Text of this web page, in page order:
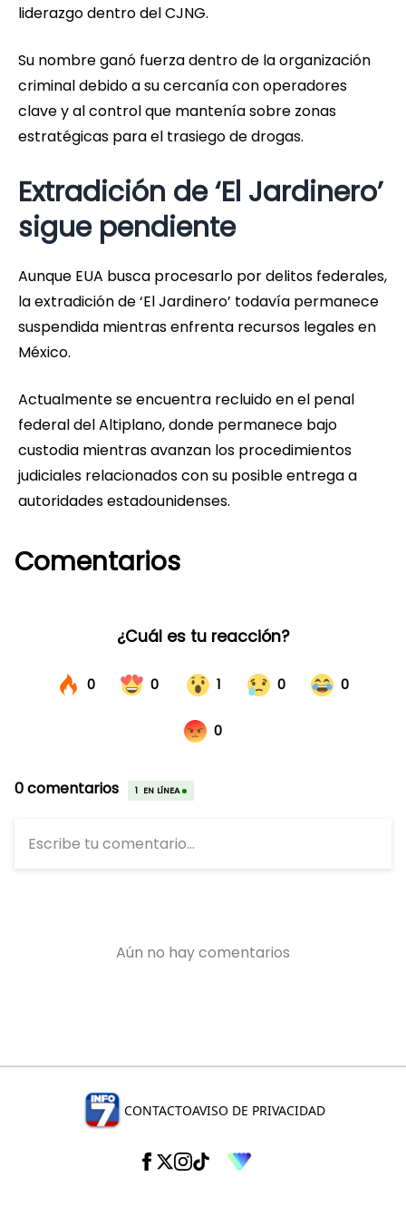
liderazgo dentro del CJNG.
Su nombre ganó fuerza dentro de la organización
criminal debido a su cercanía con operadores
clave y al control que mantenía sobre zonas
estratégicas para el trasiego de drogas.
Extradición de ‘El Jardinero’
sigue pendiente
Aunque EUA busca procesarlo por delitos federales,
la extradición de ‘El Jardinero’ todavía permanece
suspendida mientras enfrenta recursos legales en
México.
Actualmente se encuentra recluido en el penal
federal del Altiplano, donde permanece bajo
custodia mientras avanzan los procedimientos
judiciales relacionados con su posible entrega a
autoridades estadounidenses.
Comentarios
CONTACTOAVISO DE PRIVACIDAD